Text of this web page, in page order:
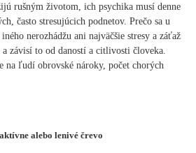
rušným životom, ich psychika musí denne
často stresujúcich podnetov. Prečo sa u
nerozhádžu ani najväčšie stresy a záťaž
závisí to od daností a citlivosti človeka.
na ľudí obrovské nároky, počet chorých
alebo lenivé črevo